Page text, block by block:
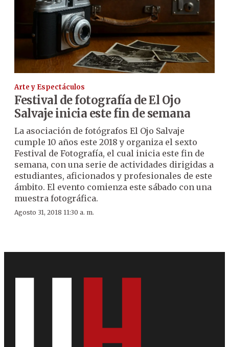
Arte y Espectáculos
Festival de fotografía de El Ojo
Salvaje inicia este fin de semana
La asociación de fotógrafos El Ojo Salvaje
cumple 10 años este 2018 y organiza el sexto
Festival de Fotografía, el cual inicia este fin de
semana, con una serie de actividades dirigidas a
estudiantes, aficionados y profesionales de este
ámbito. El evento comienza este sábado con una
muestra fotográfica.
Agosto 31, 2018 11:30 a. m.